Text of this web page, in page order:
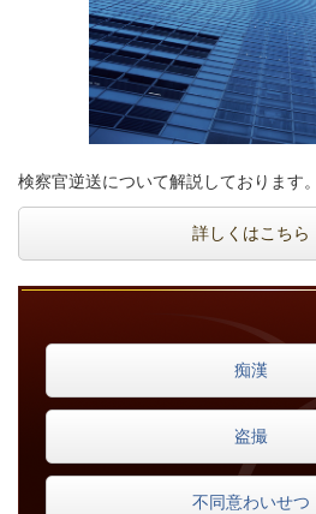
検察官逆送について解説しております。
詳しくはこちら
痴漢
盗撮
不同意わいせつ